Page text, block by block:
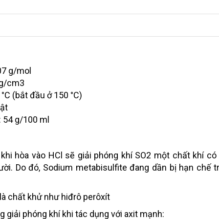
g/mol
cm3
(bắt đầu ở 150 °C)
54 g/100 ml
hòa vào HCl sẽ giải phóng khí SO2 một chất khí
Do đó, Sodium metabisulfite đang dần bị hạn chế
chất khử như hiđrô perôxít
giải phóng khí khi tác dụng với axit mạnh: